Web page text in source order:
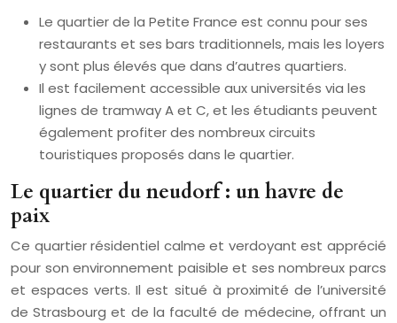
Le quartier de la Petite France est connu pour ses
restaurants et ses bars traditionnels, mais les loyers
y sont plus élevés que dans d’autres quartiers.
Il est facilement accessible aux universités via les
lignes de tramway A et C, et les étudiants peuvent
également profiter des nombreux circuits
touristiques proposés dans le quartier.
Le quartier du neudorf : un havre de
paix
Ce quartier résidentiel calme et verdoyant est apprécié
pour son environnement paisible et ses nombreux parcs
et espaces verts. Il est situé à proximité de l’université
de Strasbourg et de la faculté de médecine, offrant un